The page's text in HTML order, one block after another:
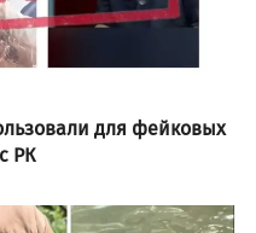
для фейковых
РК